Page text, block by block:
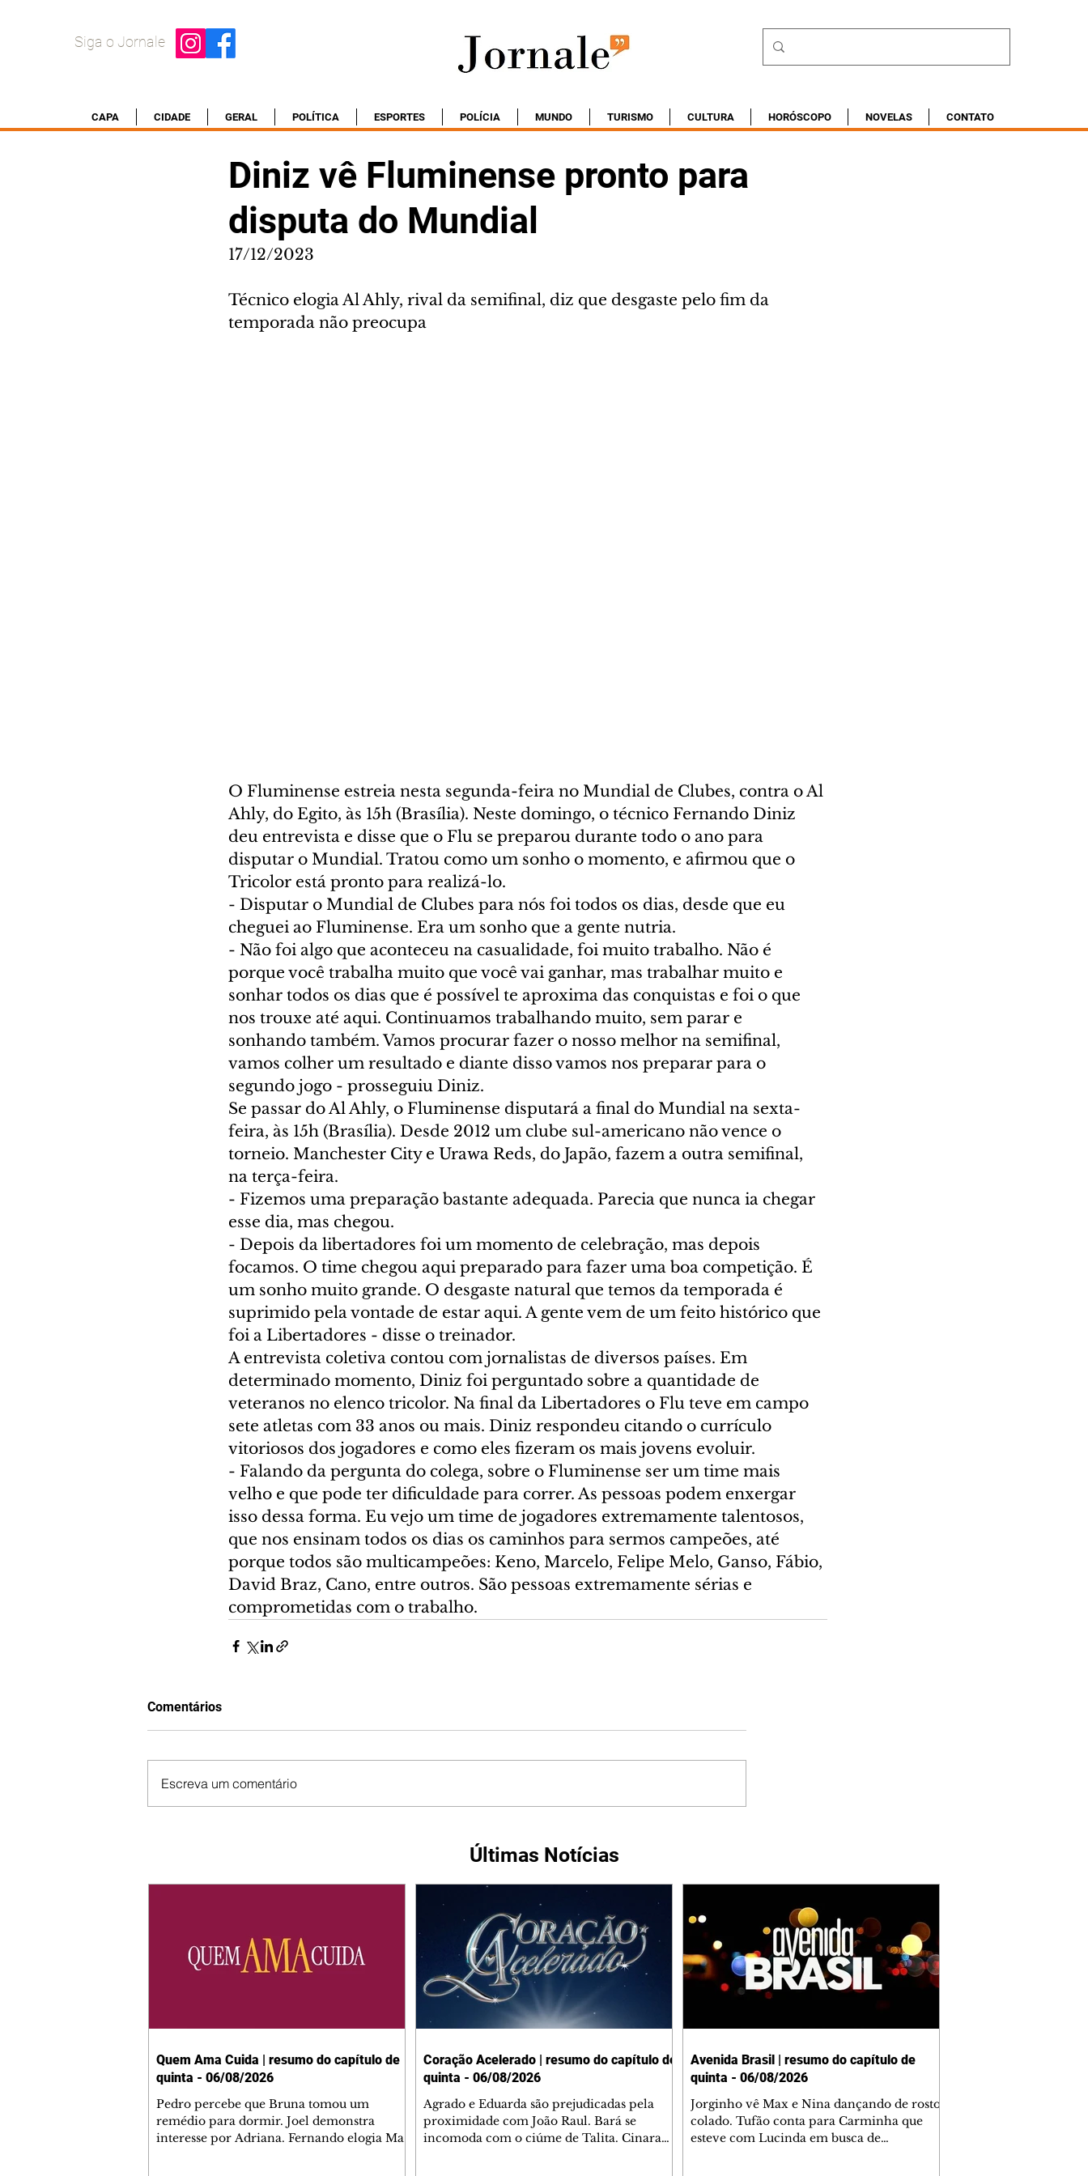
Siga o Jornale
CAPA CIDADE GERAL POLÍTICA ESPORTES POLÍCIA MUNDO TURISMO CULTURA HORÓSCOPO NOVELAS CONTATO
Diniz vê Fluminense pronto para
disputa do Mundial
17/12/2023
Técnico elogia Al Ahly, rival da semifinal, diz que desgaste pelo fim da
temporada não preocupa
O Fluminense estreia nesta segunda-feira no Mundial de Clubes, contra o Al
Ahly, do Egito, às 15h (Brasília). Neste domingo, o técnico Fernando Diniz
deu entrevista e disse que o Flu se preparou durante todo o ano para
disputar o Mundial. Tratou como um sonho o momento, e afirmou que o
Tricolor está pronto para realizá-lo.
- Disputar o Mundial de Clubes para nós foi todos os dias, desde que eu
cheguei ao Fluminense. Era um sonho que a gente nutria.
- Não foi algo que aconteceu na casualidade, foi muito trabalho. Não é
porque você trabalha muito que você vai ganhar, mas trabalhar muito e
sonhar todos os dias que é possível te aproxima das conquistas e foi o que
nos trouxe até aqui. Continuamos trabalhando muito, sem parar e
sonhando também. Vamos procurar fazer o nosso melhor na semifinal,
vamos colher um resultado e diante disso vamos nos preparar para o
segundo jogo - prosseguiu Diniz.
Se passar do Al Ahly, o Fluminense disputará a final do Mundial na sexta-
feira, às 15h (Brasília). Desde 2012 um clube sul-americano não vence o
torneio. Manchester City e Urawa Reds, do Japão, fazem a outra semifinal,
na terça-feira.
- Fizemos uma preparação bastante adequada. Parecia que nunca ia chegar
esse dia, mas chegou.
- Depois da libertadores foi um momento de celebração, mas depois
focamos. O time chegou aqui preparado para fazer uma boa competição. É
um sonho muito grande. O desgaste natural que temos da temporada é
suprimido pela vontade de estar aqui. A gente vem de um feito histórico que
foi a Libertadores - disse o treinador.
A entrevista coletiva contou com jornalistas de diversos países. Em
determinado momento, Diniz foi perguntado sobre a quantidade de
veteranos no elenco tricolor. Na final da Libertadores o Flu teve em campo
sete atletas com 33 anos ou mais. Diniz respondeu citando o currículo
vitoriosos dos jogadores e como eles fizeram os mais jovens evoluir.
- Falando da pergunta do colega, sobre o Fluminense ser um time mais
velho e que pode ter dificuldade para correr. As pessoas podem enxergar
isso dessa forma. Eu vejo um time de jogadores extremamente talentosos,
que nos ensinam todos os dias os caminhos para sermos campeões, até
porque todos são multicampeões: Keno, Marcelo, Felipe Melo, Ganso, Fábio,
David Braz, Cano, entre outros. São pessoas extremamente sérias e
comprometidas com o trabalho.
Comentários
Escreva um comentário
Últimas Notícias
Quem Ama Cuida | resumo do capítulo de
quinta - 06/08/2026
Pedro percebe que Bruna tomou um
remédio para dormir. Joel demonstra
interesse por Adriana. Fernando elogia Mau
Coração Acelerado | resumo do capítulo de
quinta - 06/08/2026
Agrado e Eduarda são prejudicadas pela
proximidade com João Raul. Bará se
incomoda com o ciúme de Talita. Cinara
Avenida Brasil | resumo do capítulo de
quinta - 06/08/2026
Jorginho vê Max e Nina dançando de rosto
colado. Tufão conta para Carminha que
esteve com Lucinda em busca de